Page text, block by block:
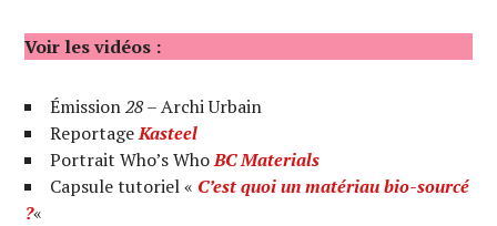
Voir les vidéos :
Émission28– Archi Urbain
ReportageKasteel
Portrait Who’s WhoBC Materials
Capsule tutoriel « C’est quoi un matériau bio-sourcé
?«